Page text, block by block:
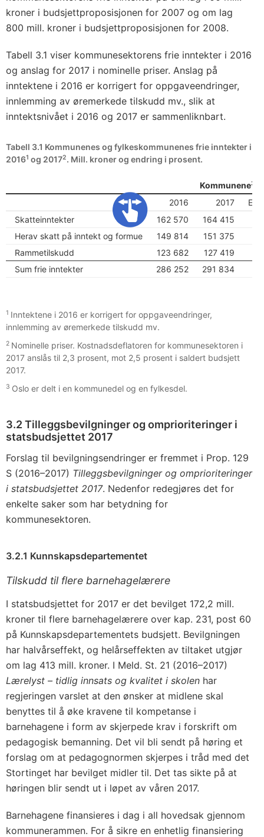
kroner i budsjettproposisjonen for 2007 og om lag
800 mill. kroner i budsjettproposisjonen for 2008.
Tabell 3.1 viser kommunesektorens frie inntekter i 2016
og anslag for 2017 i nominelle priser. Anslag på
inntektene i 2016 er korrigert for oppgaveendringer,
innlemming av øremerkede tilskudd mv., slik at
inntektsnivået i 2016 og 2017 er sammenliknbart.
Tabell 3.1 Kommunenes og fylkeskommunenes frie inntekter i
20161 og 20172. Mill. kroner og endring i prosent.
Kommunene3
2016 2017
Skatteinntekter
162 570
164 415
Herav skatt på inntekt og formue
149 814
151 375
Rammetilskudd
123 682
127 419
Sum frie inntekter
286 252 291 834
1 Inntektene i 2016 er korrigert for oppgaveendringer,
innlemming av øremerkede tilskudd mv.
2 Nominelle priser. Kostnadsdeflatoren for kommunesektoren i
2017 anslås til 2,3 prosent, mot 2,5 prosent i saldert budsjett
2017.
3 Oslo er delt i en kommunedel og en fylkesdel.
3.2 Tilleggsbevilgninger og omprioriteringer i
statsbudsjettet 2017
Forslag til bevilgningsendringer er fremmet i Prop. 129
S (2016–2017) Tilleggsbevilgninger og omprioriteringer
i statsbudsjettet 2017. Nedenfor redegjøres det for
enkelte saker som har betydning for
kommunesektoren.
3.2.1 Kunnskapsdepartementet
Tilskudd til flere barnehagelærere
I statsbudsjettet for 2017 er det bevilget 172,2 mill.
kroner til flere barnehagelærere over kap. 231, post 60
på Kunnskapsdepartementets budsjett. Bevilgningen
har halvårseffekt, og helårseffekten av tiltaket utgjør
om lag 413 mill. kroner. I Meld. St. 21 (2016–2017)
Lærelyst – tidlig innsats og kvalitet i skolen har
regjeringen varslet at den ønsker at midlene skal
benyttes til å øke kravene til kompetanse i
barnehagene i form av skjerpede krav i forskrift om
pedagogisk bemanning. Det vil bli sendt på høring et
forslag om at pedagognormen skjerpes i tråd med det
Stortinget har bevilget midler til. Det tas sikte på at
høringen blir sendt ut i løpet av våren 2017.
Barnehagene finansieres i dag i all hovedsak gjennom
kommunerammen. For å sikre en enhetlig finansiering